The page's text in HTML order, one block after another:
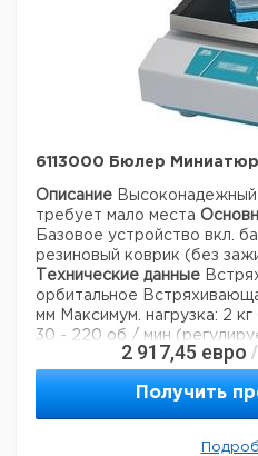
6113000 Бюлер
Описание
требует мало места
Базовое устройство вкл.
резиновый коврик (без
Технические данные
орбитальное
мм
Максимум. нагрузка: 2 кг
30 - 220 об / мин
Продолжительность: 0 -
Светодиодный дисплей: для
времени работы
Относительная влажность:
2 917,45 евро /
Получить